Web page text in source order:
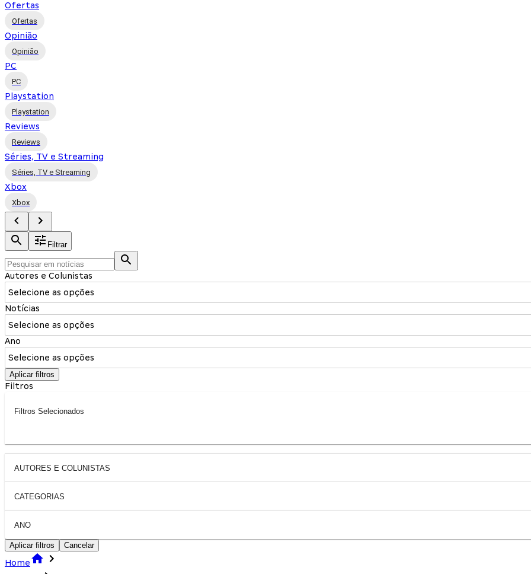
Ofertas
Ofertas
Opinião
Opinião
PC
PC
Playstation
Playstation
Reviews
Reviews
Séries, TV e Streaming
Séries, TV e Streaming
Xbox
Xbox
Filtrar
Autores e Colunistas
Selecione as opções
Notícias
Selecione as opções
Ano
Selecione as opções
Aplicar filtros
Filtros
Filtros Selecionados
AUTORES E COLUNISTAS
CATEGORIAS
ANO
Aplicar filtros Cancelar
Home